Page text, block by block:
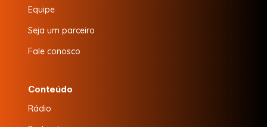
Equipe
Seja um parceiro
Fale conosco
Conteúdo
Rádio